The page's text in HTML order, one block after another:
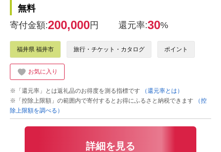
無料
寄付金額:200,000円 還元率:30%
福井県 福井市 旅行・チケット・カタログ ポイント
お気に入り
※「還元率」とは返礼品のお得度を測る指標です
（還元率とは）
※「控除上限額」の範囲内で寄付するとお得にふるさと納税できます
（控
除上限額を調べる）
詳細を見る